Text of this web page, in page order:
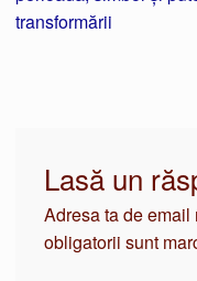
în
transformării
Lasă un
Adresa ta de email
obligatorii sunt